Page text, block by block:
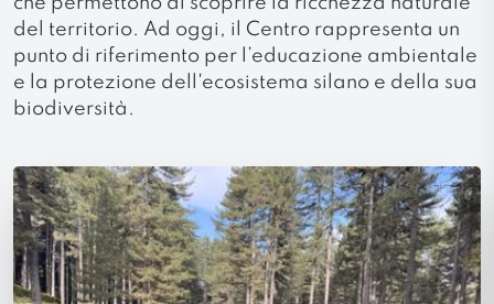
del territorio. Ad oggi, il Centro rappresenta un
punto di riferimento per l’educazione ambientale
e la protezione dell'ecosistema silano e della sua
biodiversità.